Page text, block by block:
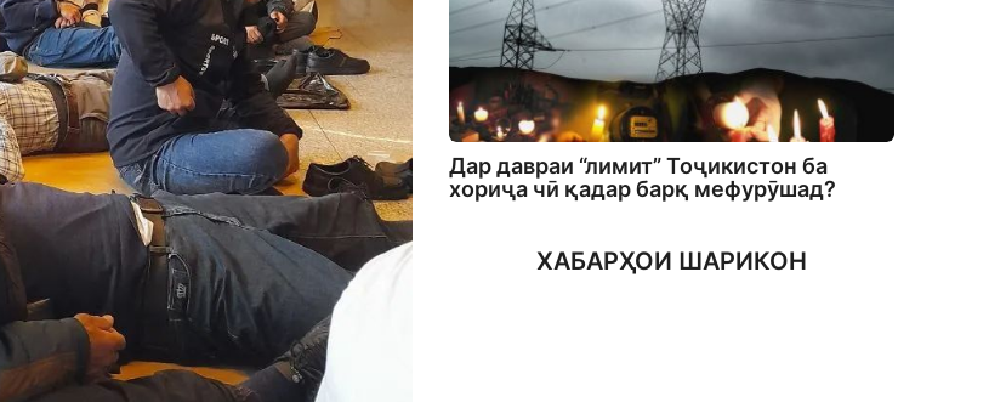
Дар давраи “лимит” Тоҷикистон ба
хориҷа чӣ қадар барқ мефурӯшад?
ХАБАРҲОИ ШАРИКОН